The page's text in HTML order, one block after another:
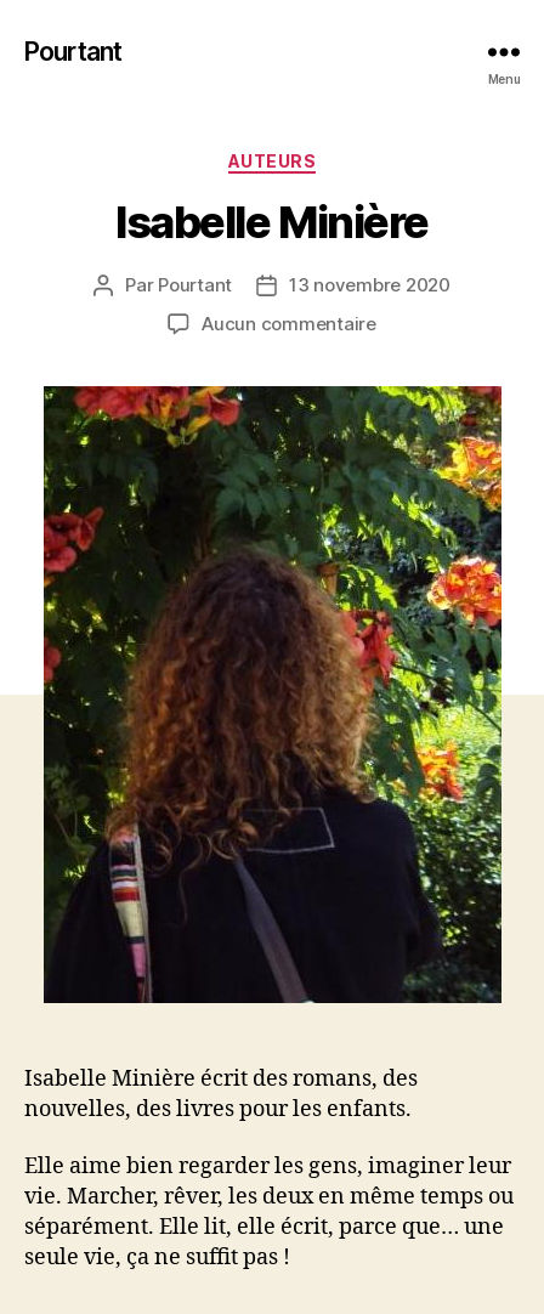
Pourtant
Menu
Catégories
AUTEURS
Isabelle Minière
Auteur
Par Pourtant
Date13 novembre 2020
Aucun commentairesur
Isabelle Minière écrit des romans, des
nouvelles, des livres pour les enfants.
Elle aime bien regarder les gens, imaginer leur
vie. Marcher, rêver, les deux en même temps ou
séparément. Elle lit, elle écrit, parce que… une
seule vie, ça ne suffit pas !